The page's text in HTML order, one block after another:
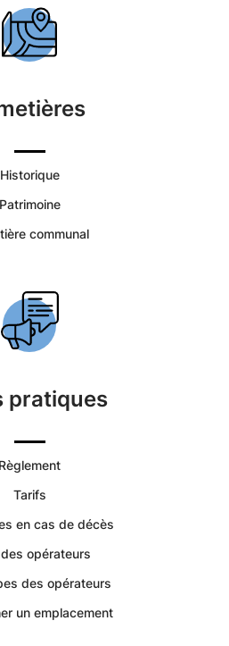
Mercuze
-
Portail
Citoyen
Commune
de
Saint-
Vincent
de
Mercuze
|
Services
Funéraires
et
Historique
Patrimoine
communal
pratiques
Règlement
Tarifs
en cas de décès
opérateurs
des opérateurs
un emplacement